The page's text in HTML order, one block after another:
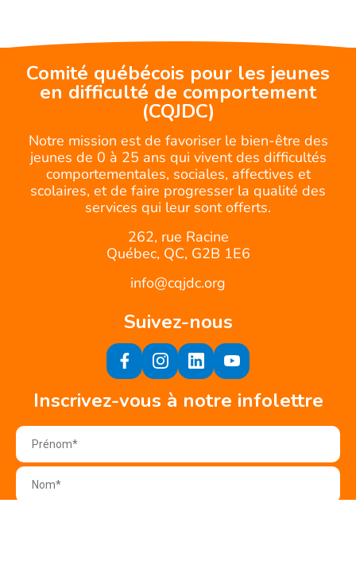
Comité québécois pour les jeunes
en difficulté de comportement
(CQJDC)
Notre mission est de favoriser le bien-être des
jeunes de 0 à 25 ans qui vivent des difficultés
comportementales, sociales, affectives et
scolaires, et de faire progresser la qualité des
services qui leur sont offerts.
262, rue Racine
Québec, QC, G2B 1E6
info@cqjdc.org
Suivez-nous
Inscrivez-vous à notre infolettre